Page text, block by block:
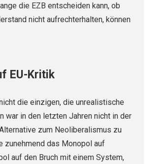
die EZB entscheiden kann, ob
nicht aufrechterhalten, können
EU-Kritik
die einzigen, die unrealistische
war in den letzten Jahren nicht in der
zum Neoliberalismus zu
zunehmend das Monopol auf
auf den Bruch mit einem System,